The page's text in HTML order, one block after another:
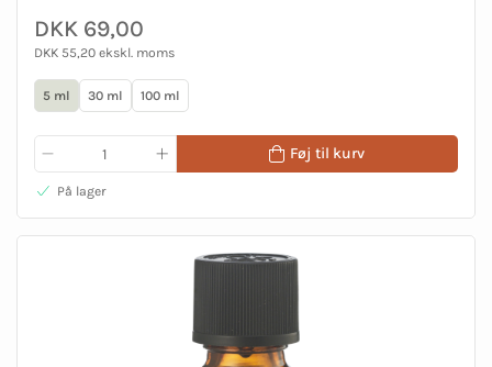
DKK 69,00
DKK 55,20 ekskl. moms
5 ml 30 ml 100 ml
Føj til kurv
På lager